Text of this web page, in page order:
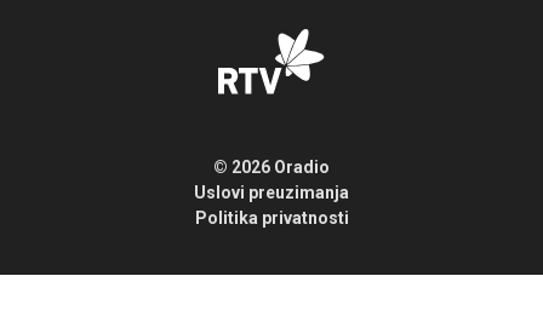
© 2026 Oradio
Uslovi preuzimanja
Politika privatnosti